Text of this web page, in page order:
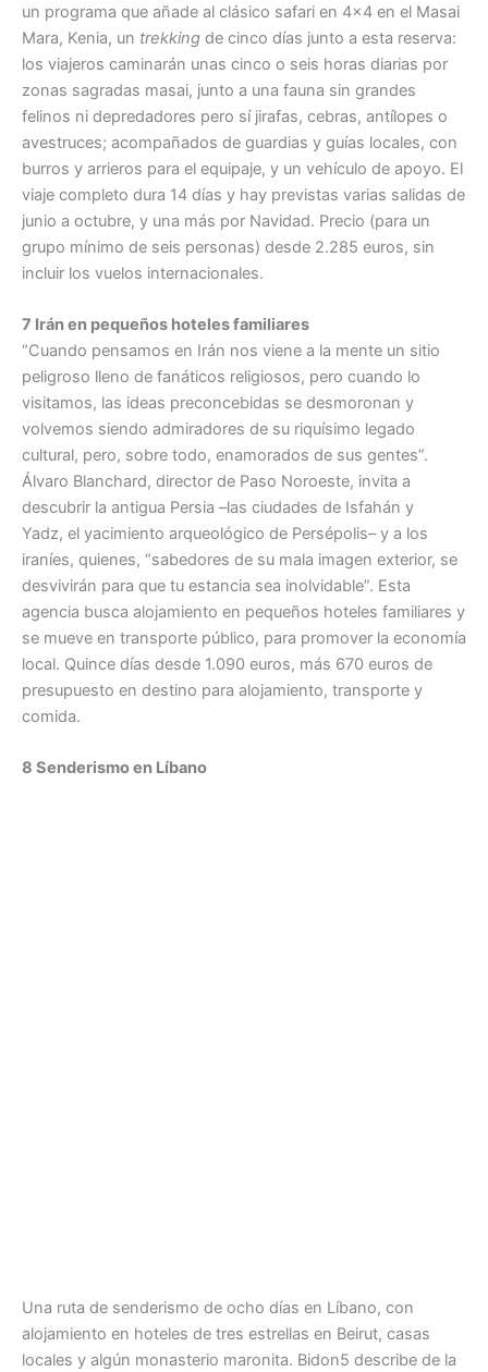
un programa que añade al clásico safari en 4×4 en el Masai
Mara, Kenia, un trekking de cinco días junto a esta reserva:
los viajeros caminarán unas cinco o seis horas diarias por
zonas sagradas masai, junto a una fauna sin grandes
felinos ni depredadores pero sí jirafas, cebras, antílopes o
avestruces; acompañados de guardias y guías locales, con
burros y arrieros para el equipaje, y un vehículo de apoyo. El
viaje completo dura 14 días y hay previstas varias salidas de
junio a octubre, y una más por Navidad. Precio (para un
grupo mínimo de seis personas) desde 2.285 euros, sin
incluir los vuelos internacionales.
7 Irán en pequeños hoteles familiares
“Cuando pensamos en Irán nos viene a la mente un sitio
peligroso lleno de fanáticos religiosos, pero cuando lo
visitamos, las ideas preconcebidas se desmoronan y
volvemos siendo admiradores de su riquísimo legado
cultural, pero, sobre todo, enamorados de sus gentes”.
Álvaro Blanchard, director de Paso Noroeste, invita a
descubrir la antigua Persia –las ciudades de Isfahán y
Yadz, el yacimiento arqueológico de Persépolis– y a los
iraníes, quienes, “sabedores de su mala imagen exterior, se
desvivirán para que tu estancia sea inolvidable”. Esta
agencia busca alojamiento en pequeños hoteles familiares y
se mueve en transporte público, para promover la economía
local. Quince días desde 1.090 euros, más 670 euros de
presupuesto en destino para alojamiento, transporte y
comida.
8 Senderismo en Líbano
Una ruta de senderismo de ocho días en Líbano, con
alojamiento en hoteles de tres estrellas en Beirut, casas
locales y algún monasterio maronita. Bidon5 describe de la